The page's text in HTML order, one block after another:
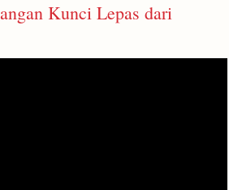
Kunci Lepas dari